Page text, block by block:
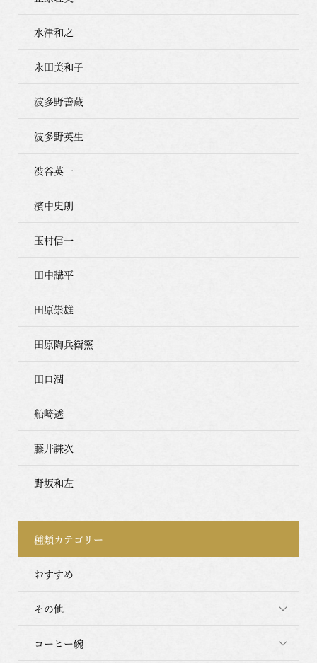
水津和之
永田美和子
波多野善蔵
波多野英生
渋谷英一
濱中史朗
玉村信一
田中講平
田原崇雄
田原陶兵衛窯
田口潤
船崎透
藤井謙次
野坂和左
種類カテゴリー
おすすめ
その他
コーヒー碗